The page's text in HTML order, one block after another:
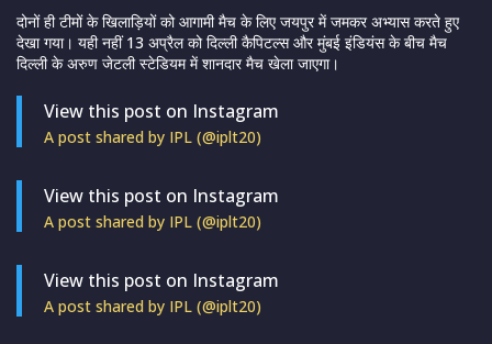
दोनों ही टीमों के खिलाड़ियों को आगामी मैच के लिए जयपुर में जमकर अभ्यास करते हुए
देखा गया। यही नहीं 13 अप्रैल को दिल्ली कैपिटल्स और मुंबई इंडियंस के बीच मैच
दिल्ली के अरुण जेटली स्टेडियम में शानदार मैच खेला जाएगा।
View this post on Instagram
A post shared by IPL (@iplt20)
View this post on Instagram
A post shared by IPL (@iplt20)
View this post on Instagram
A post shared by IPL (@iplt20)